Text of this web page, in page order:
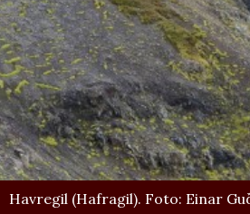
Havregil (Hafragil). Foto: Einar